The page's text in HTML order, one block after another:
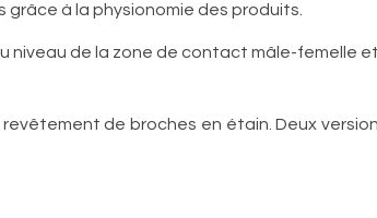
à la physionomie des produits.
niveau de la zone de contact mâle-femelle
de broches en étain. Deux